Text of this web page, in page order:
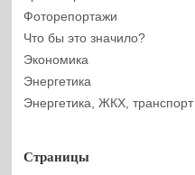
Фоторепортажи
Что бы это значило?
Экономика
Энергетика
Энергетика, ЖКХ, транспорт
Страницы